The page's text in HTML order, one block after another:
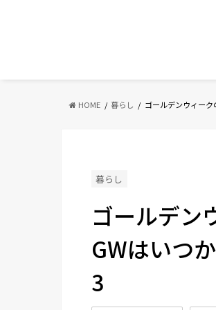
HOME 暮らし ゴールデンウィーク
暮らし
ゴールデン
GWはいつ
3